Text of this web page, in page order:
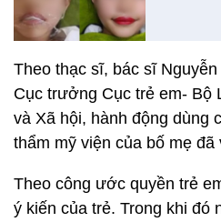
Theo thạc sĩ, bác sĩ
Cục trưởng Cục trẻ em- Bộ
và Xã hội, hành động dùng
thẩm mỹ viện của bố mẹ đã
Theo công ước quyền trẻ
ý kiến của trẻ. Trong khi đó